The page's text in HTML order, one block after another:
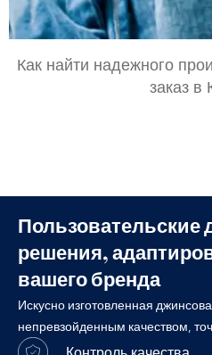
Как найти надежного
заказ в
решения,
вашего бренда
Искусно изготовленная
непревзойденным качеством,